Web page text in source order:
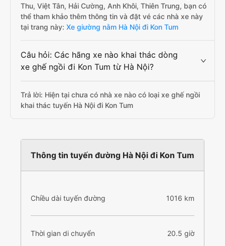
Thu, Việt Tân, Hải Cường, Anh Khôi, Thiên Trung, bạn có
thể tham khảo thêm thông tin và đặt vé các nhà xe này
tại trang này: Xe giường nằm Hà Nội đi Kon Tum
Câu hỏi: Các hãng xe nào khai thác dòng
xe ghế ngồi đi Kon Tum từ Hà Nội?
Trả lời: Hiện tại chưa có nhà xe nào có loại xe ghế ngồi
khai thác tuyến Hà Nội đi Kon Tum
Thông tin tuyến đường Hà Nội đi Kon Tum
Chiều dài tuyến đường 1016 km
Thời gian di chuyển 20.5 giờ